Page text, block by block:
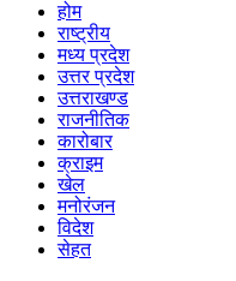
होम
राष्ट्रीय
मध्य प्रदेश
उत्तर प्रदेश
उत्तराखण्ड
राजनीतिक
कारोबार
क्राइम
खेल
मनोरंजन
विदेश
सेहत